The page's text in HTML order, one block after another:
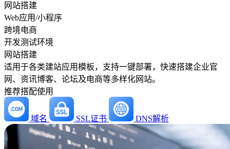
网站搭建
Web应用/小程序
跨境电商
开发测试环境
网站搭建
适用于各类建站应用模板，支持一键部署，快速搭建企业官
网、资讯博客、论坛及电商等多样化网站。
推荐搭配使用
域名 SSL证书 DNS解析